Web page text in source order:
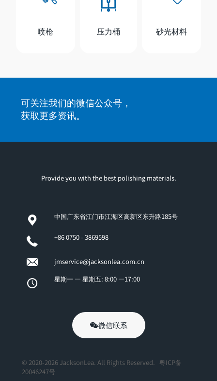
喷枪 压力桶 砂光材料
可关注我们的微信公众号，
获取更多资讯。
Provide you with the best polishing materials.
中国广东省江门市江海区高新区东升路185号
+86 0750 - 3869598
jmservice@jacksonlea.com.cn
星期一 — 星期五: 8:00 —17:00
微信联系
© 2020-2026 JacksonLea. All Rights Reserved. 粤ICP备
20046247号